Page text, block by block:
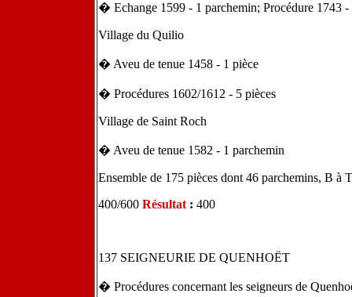
� Echange 1599 - 1 parchemin; Procédure 1743 -
Village du Quilio
� Aveu de tenue 1458 - 1 pièce
� Procédures 1602/1612 - 5 pièces
Village de Saint Roch
� Aveu de tenue 1582 - 1 parchemin
Ensemble de 175 pièces dont 46 parchemins, B à
400/600 Résultat : 400
137 SEIGNEURIE DE QUENHOËT
� Procédures concernant les seigneurs de